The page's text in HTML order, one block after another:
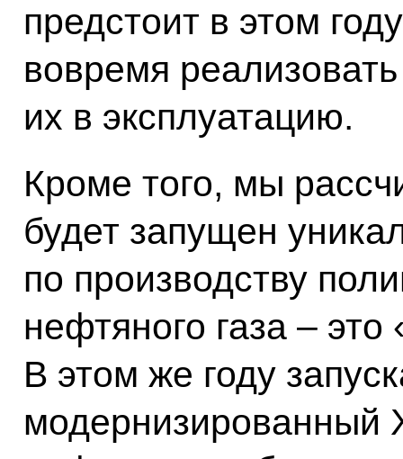
предстоит в этом
вовремя
их в эксплуатацию.
Кроме того, мы
будет запущен
по производству
нефтяного газа –
В этом же году
модернизированный